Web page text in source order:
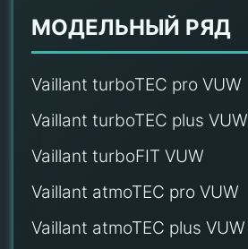
МОДЕЛЬНЫЙ РЯД
Vaillant turboTEC pro VUW
Vaillant turboTEC plus VUW
Vaillant turboFIT VUW
Vaillant atmoTEC pro VUW
Vaillant atmoTEC plus VUW